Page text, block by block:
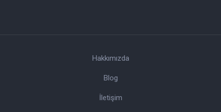
Hakkımızda
Blog
İletişim